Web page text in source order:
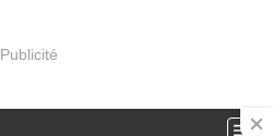
Publicité